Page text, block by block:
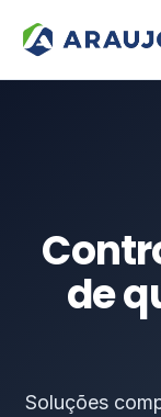
de
Soluções